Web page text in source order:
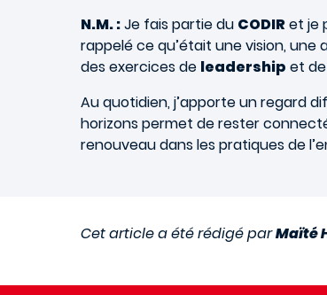
N.M. :Je fais partie du CODIRet je
rappelé ce qu’était une vision, une
des exercices de leadership et de
Au quotidien, j’apporte un regard
horizons permet de rester
renouveau dans les pratiques de
Cet article a été rédigé parMaïté